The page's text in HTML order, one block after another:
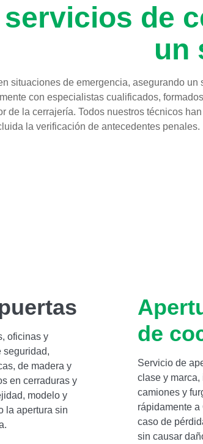
de
un
situaciones de emergencia, asegurando un
con especialistas cualificados,
de la cerrajería. Todos nuestros técnicos
la verificación de antecedentes penales.
oficinas y
seguridad,
de madera y
en cerraduras y
modelo y
la apertura sin
de
Servicio de
clase y
camiones y
rápidamente
caso de
sin causar